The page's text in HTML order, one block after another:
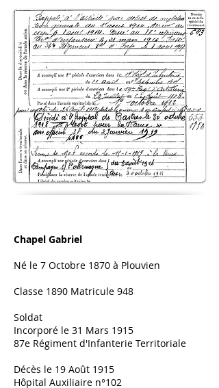
Chapel Gabriel
Né le 7 Octobre 1870 à Plouvien
Classe 1890 Matricule 948
Soldat
Incorporé le 31 Mars 1915
87e Régiment d'Infanterie Territoriale
Décès le 19 Août 1915
Hôpital Auxiliaire n°102